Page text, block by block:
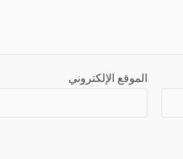
الموقع الإلكتروني